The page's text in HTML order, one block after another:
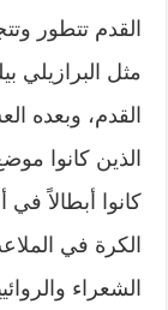
القدم تتطور
القدم، وبعده
الذين كانوا
كانوا أبطالاً
الكرة في
الشعراء